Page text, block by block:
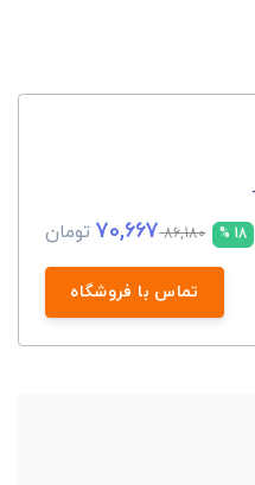
18 %
86,180
70,667 تومان
تماس با فروشگاه